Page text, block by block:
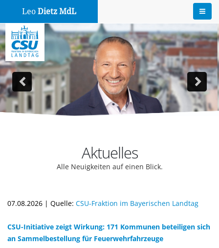
Leo Dietz MdL
Aktuelles
Alle Neuigkeiten auf einen Blick.
07.08.2026 | Quelle: CSU-Fraktion im Bayerischen Landtag
CSU-Initiative zeigt Wirkung: 171 Kommunen beteiligen sich
an Sammelbestellung für Feuerwehrfahrzeuge